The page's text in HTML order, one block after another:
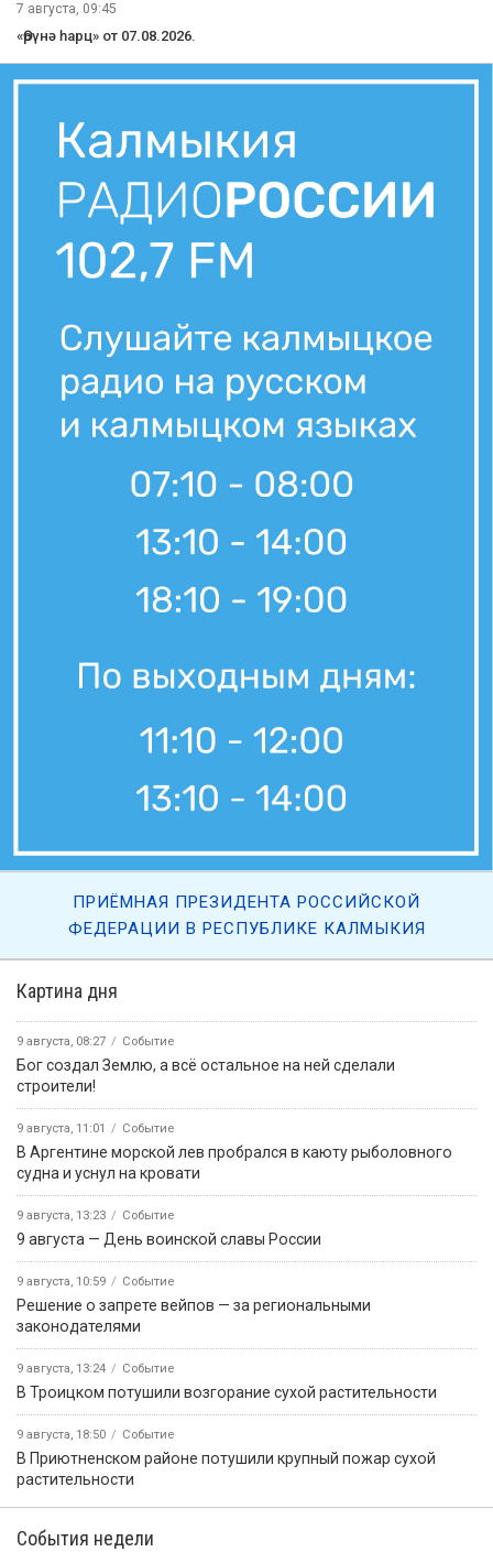
Картина дня
9 августа, 08:27 Событие
Бог создал Землю, а всё остальное на ней сделали
строители!
9 августа, 11:01 Событие
В Аргентине морской лев пробрался в каюту рыболовного
судна и уснул на кровати
9 августа, 13:23 Событие
9 августа — День воинской славы России
9 августа, 10:59 Событие
Решение о запрете вейпов — за региональными
законодателями
9 августа, 13:24 Событие
В Троицком потушили возгорание сухой растительности
9 августа, 18:50 Событие
В Приютненском районе потушили крупный пожар сухой
растительности
События недели
7 августа, 09:45
«Өрүнә һарц» от 07.08.2026.
ПРИЁМНАЯ ПРЕЗИДЕНТА РОССИЙСКОЙ
ФЕДЕРАЦИИ В РЕСПУБЛИКЕ КАЛМЫКИЯ